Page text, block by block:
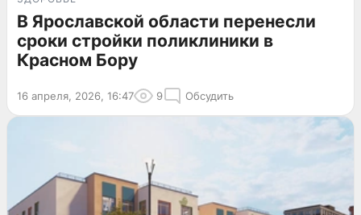
В Ярославской области перенесли
сроки стройки поликлиники в
Красном Бору
16 апреля, 2026, 16:47 9 Обсудить